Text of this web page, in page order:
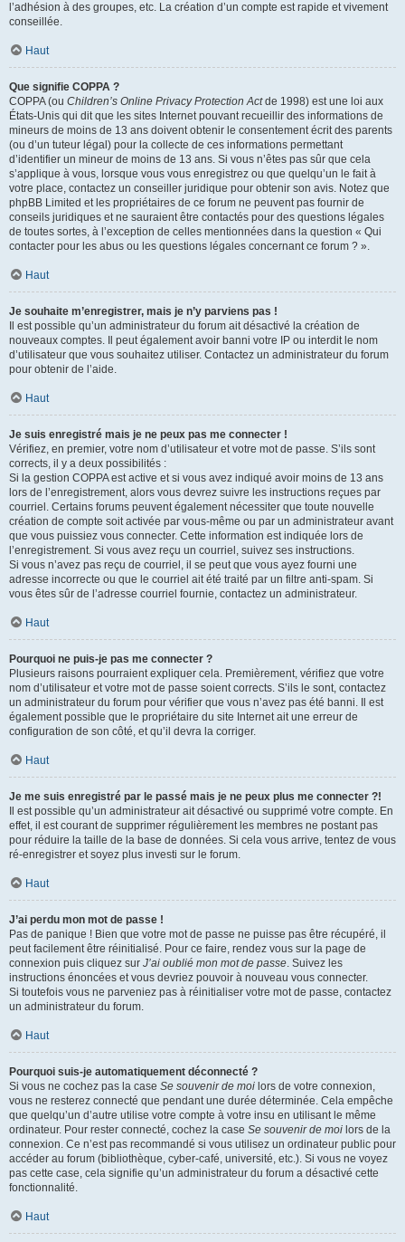
l’adhésion à des groupes, etc. La création d’un compte est rapide et vivement
conseillée.
Haut
Que signifie COPPA ?
COPPA (ou Children’s Online Privacy Protection Actde 1998) est une loi aux
États-Unis qui dit que les sites Internet pouvant recueillir des informations de
mineurs de moins de 13 ans doivent obtenir le consentement écrit des parents
(ou d’un tuteur légal) pour la collecte de ces informations permettant
d’identifier un mineur de moins de 13 ans. Si vous n’êtes pas sûr que cela
s’applique à vous, lorsque vous vous enregistrez ou que quelqu’un le fait à
votre place, contactez un conseiller juridique pour obtenir son avis. Notez que
phpBB Limited et les propriétaires de ce forum ne peuvent pas fournir de
conseils juridiques et ne sauraient être contactés pour des questions légales
de toutes sortes, à l’exception de celles mentionnées dans la question « Qui
contacter pour les abus ou les questions légales concernant ce forum ? ».
Haut
Je souhaite m’enregistrer, mais je n’y parviens pas !
Il est possible qu’un administrateur du forum ait désactivé la création de
nouveaux comptes. Il peut également avoir banni votre IP ou interdit le nom
d’utilisateur que vous souhaitez utiliser. Contactez un administrateur du forum
pour obtenir de l’aide.
Haut
Je suis enregistré mais je ne peux pas me connecter !
Vérifiez, en premier, votre nom d’utilisateur et votre mot de passe. S’ils sont
corrects, il y a deux possibilités :
Si la gestion COPPA est active et si vous avez indiqué avoir moins de 13 ans
lors de l’enregistrement, alors vous devrez suivre les instructions reçues par
courriel. Certains forums peuvent également nécessiter que toute nouvelle
création de compte soit activée par vous-même ou par un administrateur avant
que vous puissiez vous connecter. Cette information est indiquée lors de
l’enregistrement. Si vous avez reçu un courriel, suivez ses instructions.
Si vous n’avez pas reçu de courriel, il se peut que vous ayez fourni une
adresse incorrecte ou que le courriel ait été traité par un filtre anti-spam. Si
vous êtes sûr de l’adresse courriel fournie, contactez un administrateur.
Haut
Pourquoi ne puis-je pas me connecter ?
Plusieurs raisons pourraient expliquer cela. Premièrement, vérifiez que votre
nom d’utilisateur et votre mot de passe soient corrects. S’ils le sont, contactez
un administrateur du forum pour vérifier que vous n’avez pas été banni. Il est
également possible que le propriétaire du site Internet ait une erreur de
configuration de son côté, et qu’il devra la corriger.
Haut
Je me suis enregistré par le passé mais je ne peux plus me connecter ?!
Il est possible qu’un administrateur ait désactivé ou supprimé votre compte. En
effet, il est courant de supprimer régulièrement les membres ne postant pas
pour réduire la taille de la base de données. Si cela vous arrive, tentez de vous
ré-enregistrer et soyez plus investi sur le forum.
Haut
J’ai perdu mon mot de passe !
Pas de panique ! Bien que votre mot de passe ne puisse pas être récupéré, il
peut facilement être réinitialisé. Pour ce faire, rendez vous sur la page de
connexion puis cliquez sur J’ai oublié mon mot de passe. Suivez les
instructions énoncées et vous devriez pouvoir à nouveau vous connecter.
Si toutefois vous ne parveniez pas à réinitialiser votre mot de passe, contactez
un administrateur du forum.
Haut
Pourquoi suis-je automatiquement déconnecté ?
Si vous ne cochez pas la case Se souvenir de moi lors de votre connexion,
vous ne resterez connecté que pendant une durée déterminée. Cela empêche
que quelqu’un d’autre utilise votre compte à votre insu en utilisant le même
ordinateur. Pour rester connecté, cochez la case Se souvenir de moi lors de la
connexion. Ce n’est pas recommandé si vous utilisez un ordinateur public pour
accéder au forum (bibliothèque, cyber-café, université, etc.). Si vous ne voyez
pas cette case, cela signifie qu’un administrateur du forum a désactivé cette
fonctionnalité.
Haut